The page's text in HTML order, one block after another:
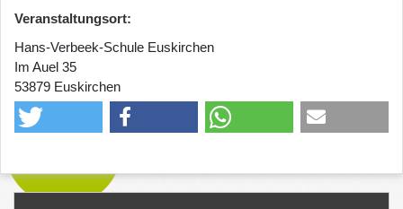
Veranstaltungsort:
Hans-Verbeek-Schule Euskirchen
Im Auel 35
53879 Euskirchen